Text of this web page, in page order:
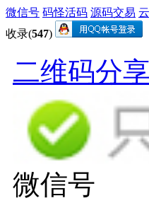
微信号 码怪活码 源码交易
收录(547)
二维码分享
微信号